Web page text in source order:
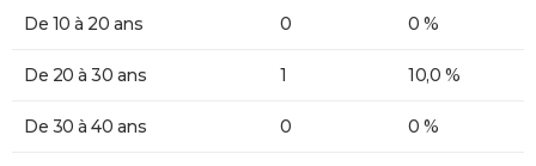
De 10 à 20 ans 0 0 %
De 20 à 30 ans 1 10,0 %
De 30 à 40 ans 0 0 %